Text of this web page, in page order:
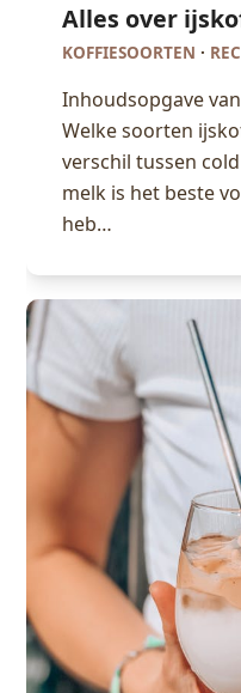
Alles over
KOFFIESOORTEN ·
Inhoudsopgave
Welke soorten
verschil tussen
melk is het beste
heb…